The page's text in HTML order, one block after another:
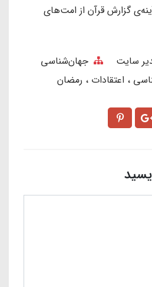
گزارش قرآن از امت‌های
سایت
جهان‌شناسی
اعتقادات رمضان